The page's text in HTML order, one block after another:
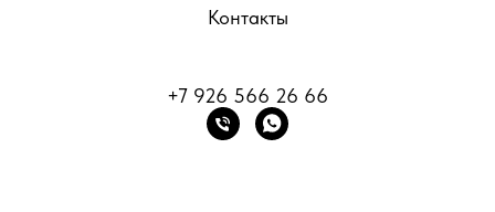
Контакты
+7 926 566 26 66